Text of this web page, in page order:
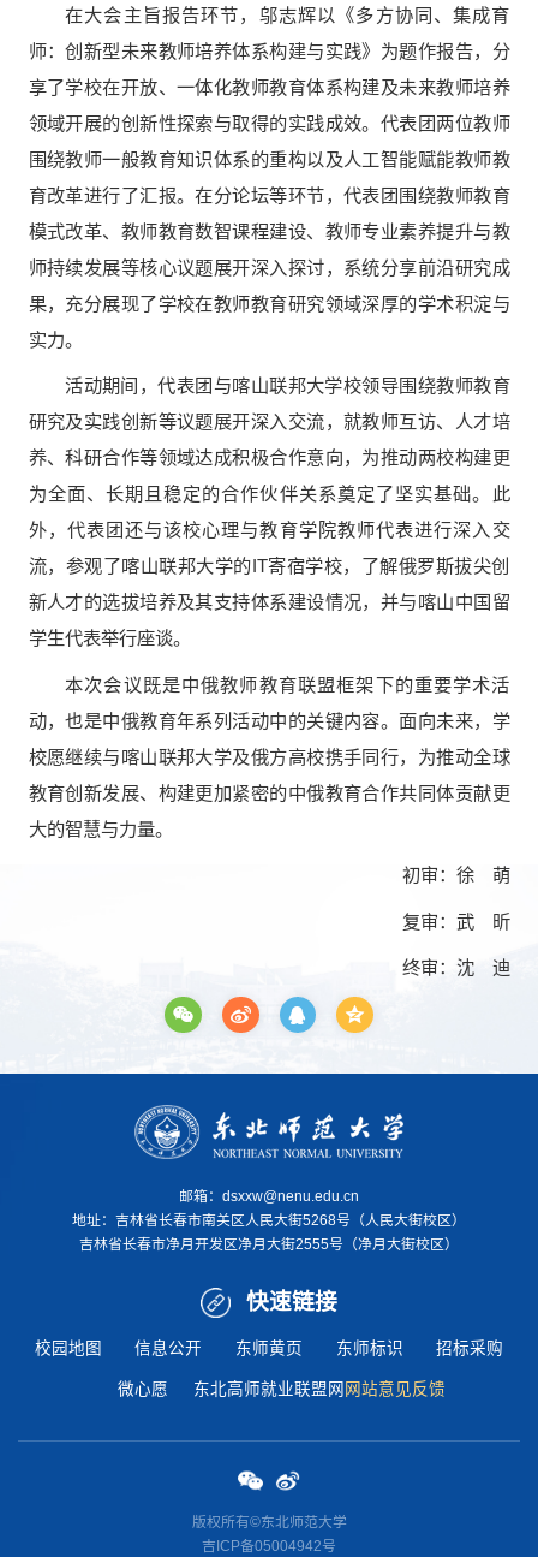
在大会主旨报告环节，邬志辉以《多方协同、集成育
师：创新型未来教师培养体系构建与实践》为题作报告，分
享了学校在开放、一体化教师教育体系构建及未来教师培养
领域开展的创新性探索与取得的实践成效。代表团两位教师
围绕教师一般教育知识体系的重构以及人工智能赋能教师教
育改革进行了汇报。在分论坛等环节，代表团围绕教师教育
模式改革、教师教育数智课程建设、教师专业素养提升与教
师持续发展等核心议题展开深入探讨，系统分享前沿研究成
果，充分展现了学校在教师教育研究领域深厚的学术积淀与
实力。
活动期间，代表团与喀山联邦大学校领导围绕教师教育
研究及实践创新等议题展开深入交流，就教师互访、人才培
养、科研合作等领域达成积极合作意向，为推动两校构建更
为全面、长期且稳定的合作伙伴关系奠定了坚实基础。此
外，代表团还与该校心理与教育学院教师代表进行深入交
流，参观了喀山联邦大学的IT寄宿学校，了解俄罗斯拔尖创
新人才的选拔培养及其支持体系建设情况，并与喀山中国留
学生代表举行座谈。
本次会议既是中俄教师教育联盟框架下的重要学术活
动，也是中俄教育年系列活动中的关键内容。面向未来，学
校愿继续与喀山联邦大学及俄方高校携手同行，为推动全球
教育创新发展、构建更加紧密的中俄教育合作共同体贡献更
大的智慧与力量。
初审：徐 萌
复审：武 昕
终审：沈 迪
邮箱：dsxxw@nenu.edu.cn
地址： 吉林省长春市南关区人民大街5268号（人民大街校区）
吉林省长春市净月开发区净月大街2555号（净月大街校区）
快速链接
校园地图 信息公开 东师黄页 东师标识 招标采购
微心愿 东北高师就业联盟网 网站意见反馈
版权所有©东北师范大学
吉ICP备05004942号